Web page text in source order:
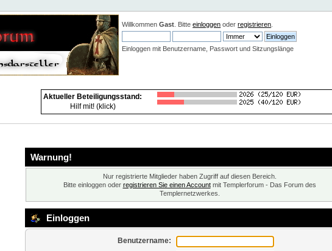
WillkommenGast . Bitteeinloggen oderregistrieren
Einloggen mit Benutzername, Passwort und Sitzungslänge
Aktueller Beteiligungsstand:
Hilf mit! (klick)
Warnung!
Nur registrierte Mitglieder haben Zugriff auf diesen Bereich.
Bitte einloggen oder registrieren Sie einen Accountmit Templerforum - Das Forum des
Templernetzwerkes.
Einloggen
Benutzername: